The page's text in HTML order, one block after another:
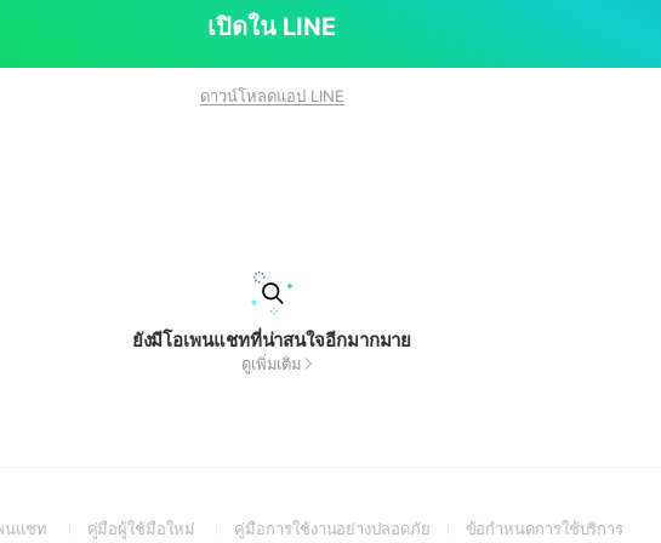
เปิดใน LINE
ดาวน์โหลดแอป LINE
ยังมีโอเพนแชทที่น่าสนใจอีกมากมาย
ดูเพิ่มเติม
นแชท
(Openคู่มือผู้ใช้มือใหม่
(Openคู่มือการใช้งานอย่างปลอดภัย(Openข้อกำหนดการใช้บริการ(Open